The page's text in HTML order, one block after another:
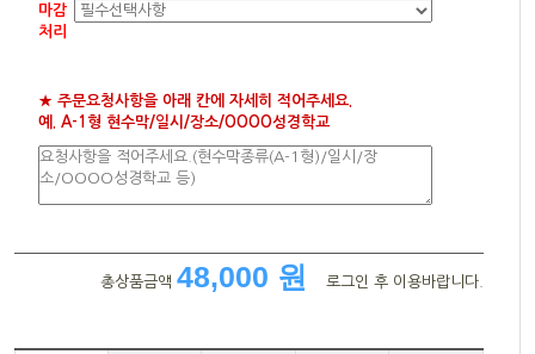
마감
처리
★ 주문요청사항을 아래 칸에 자세히 적어주세요.
예. A-1형 현수막/일시/장소/OOOO성경학교
총상품금액 48,000 원 로그인 후 이용바랍니다.